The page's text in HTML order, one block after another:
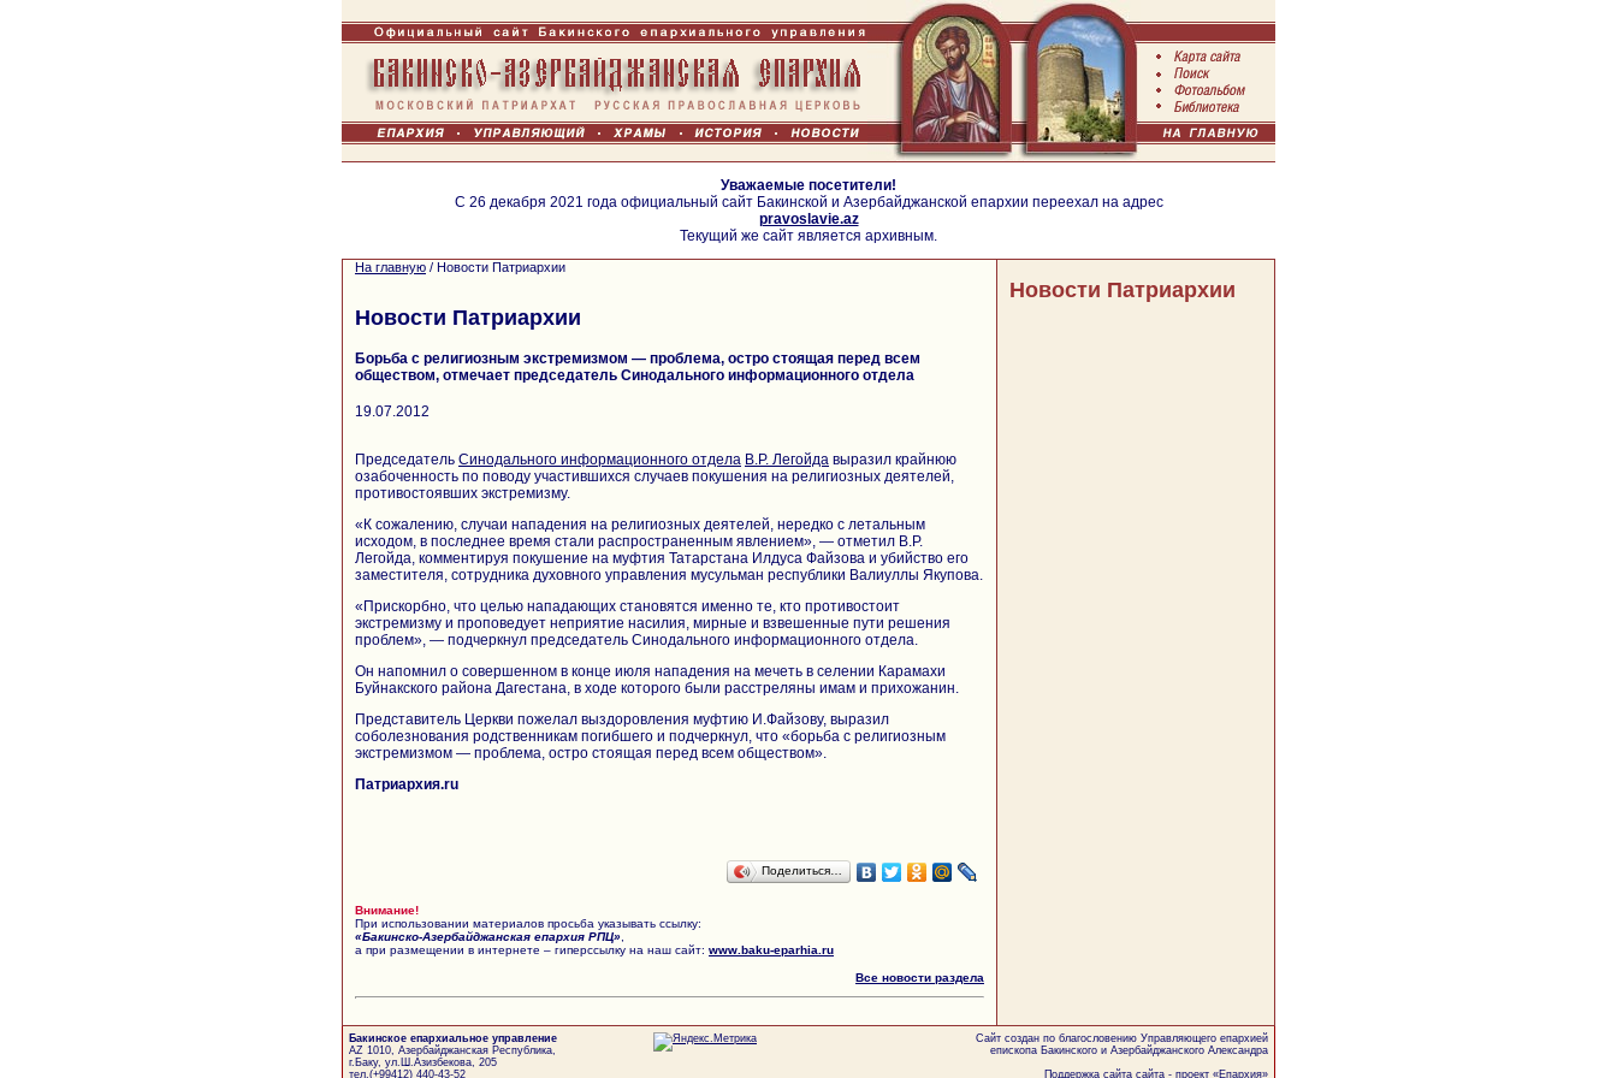
Уважаемые посетители!
С 26 декабря 2021 года официальный сайт Бакинской и Азербайджанской епархии переехал на адрес
pravoslavie.az
Текущий же сайт является архивным.
На главную / Новости Патриархии
Новости Патриархии
Борьба с религиозным экстремизмом — проблема, остро стоящая перед всем
обществом, отмечает председатель Синодального информационного отдела
19.07.2012
Председатель Синодального информационного отдела В.Р. Легойда выразил крайнюю
озабоченность по поводу участившихся случаев покушения на религиозных деятелей,
противостоявших экстремизму.
«К сожалению, случаи нападения на религиозных деятелей, нередко с летальным
исходом, в последнее время стали распространенным явлением», — отметил В.Р.
Легойда, комментируя покушение на муфтия Татарстана Илдуса Файзова и убийство его
заместителя, сотрудника духовного управления мусульман республики Валиуллы Якупова.
«Прискорбно, что целью нападающих становятся именно те, кто противостоит
экстремизму и проповедует неприятие насилия, мирные и взвешенные пути решения
проблем», — подчеркнул председатель Синодального информационного отдела.
Он напомнил о совершенном в конце июля нападения на мечеть в селении Карамахи
Буйнакского района Дагестана, в ходе которого были расстреляны имам и прихожанин.
Представитель Церкви пожелал выздоровления муфтию И.Файзову, выразил
соболезнования родственникам погибшего и подчеркнул, что «борьба с религиозным
экстремизмом — проблема, остро стоящая перед всем обществом».
Патриархия.ru
Поделиться…
Внимание!
При использовании материалов просьба указывать ссылку:
«Бакинско-Азербайджанская епархия РПЦ»
а при размещении в интернете – гиперссылку на наш сайт: www.baku-eparhia.ru
Все новости раздела
Новости Патриархии
Бакинское епархиальное управление
AZ 1010, Азербайджанская Республика,
г.Баку, ул.Ш.Азизбекова, 205
тел.(+99412) 440-43-52
Сайт создан по благословению Управляющего епархией
епископа Бакинского и Азербайджанского Александра
Поддержка сайта сайта - проект «Епархия»